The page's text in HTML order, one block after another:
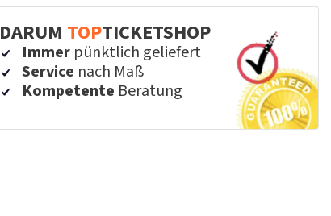
DARUM TOPTICKETSHOP
Immer pünktlich geliefert
Service nach Maß
Kompetente Beratung